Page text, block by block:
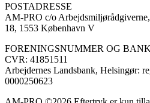
POSTADRESSE
AM-PRO c/o
18, 1553 København V
FORENINGSNUMMER OG
CVR: 41851511
Arbejdernes Landsbank, Helsingør:
0000250623